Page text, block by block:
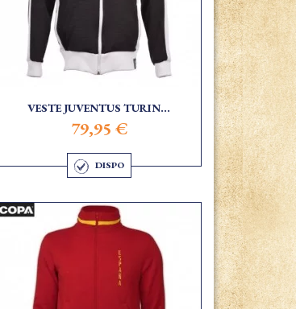
VESTE JUVENTUS TURIN...
79,95 €
DISPO